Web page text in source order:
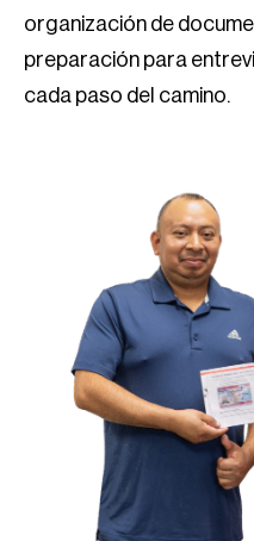
organización de
preparación para
cada paso del camino.